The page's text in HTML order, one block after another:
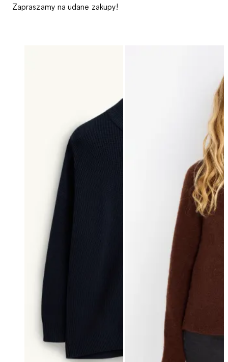
Zapraszamy na udane zakupy!